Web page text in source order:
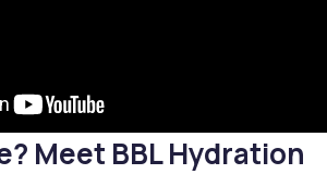
Meet BBL Hydration